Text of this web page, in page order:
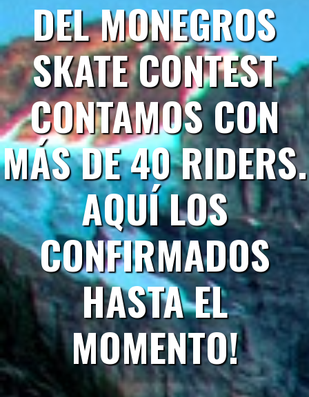
DEL MONEGROS
SKATE CONTEST
CONTAMOS CON
MÁS DE 40 RIDERS.
AQUÍ LOS
CONFIRMADOS
HASTA EL
MOMENTO!